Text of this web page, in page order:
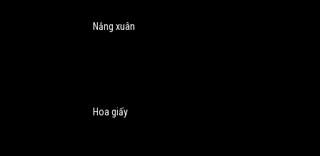
Nắng xuân
Hoa giấy